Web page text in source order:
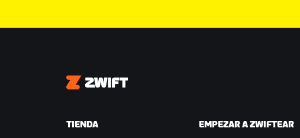
Zwift
TIENDA EMPEZAR A ZWIFTEAR